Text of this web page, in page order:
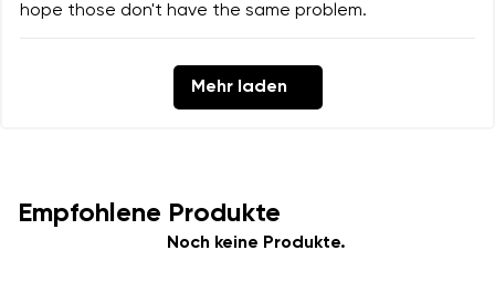
hope those don't have the same problem.
Mehr laden
Empfohlene Produkte
Noch keine Produkte.